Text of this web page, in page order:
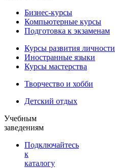
Бизнес-курсы
Компьютерные курсы
Подготовка к экзаменам
Курсы развития личности
Иностранные языки
Курсы мастерства
Творчество и хобби
Детский отдых
Учебным
заведениям
Подключайтесь
к
каталогу